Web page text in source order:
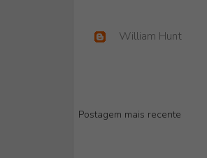
William Hunt
Postagem mais recente